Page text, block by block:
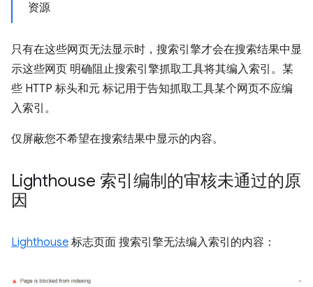
资源
只有在这些网页无法显示时，搜索引擎才会在搜索结果中显
示这些网页 明确阻止搜索引擎抓取工具将其编入索引。某
些 HTTP 标头和元 标记用于告知抓取工具某个网页不应编
入索引。
仅屏蔽您不希望在搜索结果中显示的内容。
Lighthouse 索引编制的审核未通过的原
因
Lighthouse 标志页面 搜索引擎无法编入索引的内容：